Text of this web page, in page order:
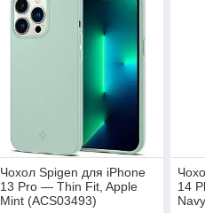
Чохол Spigen для iPhone
13 Pro — Thin Fit, Apple
Mint (ACS03493)
14